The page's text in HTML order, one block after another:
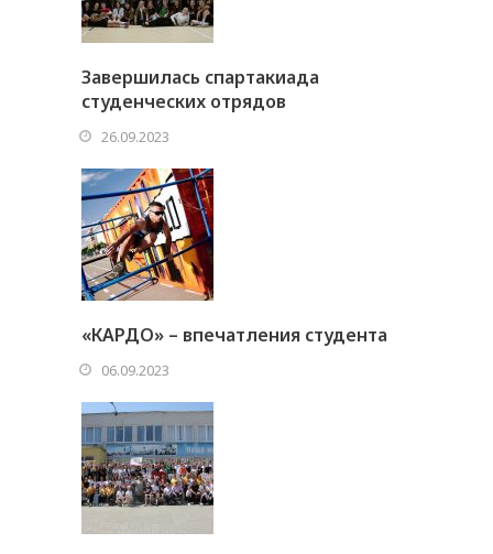
Завершилась спартакиада
студенческих отрядов
26.09.2023
«КАРДО» – впечатления студента
06.09.2023